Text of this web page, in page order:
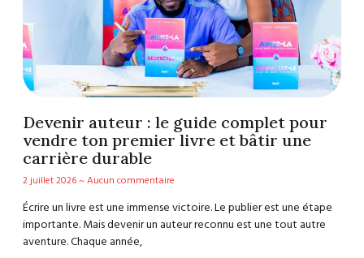
Devenir auteur : le guide complet pour
vendre ton premier livre et bâtir une
carrière durable
2 juillet 2026 Aucun commentaire
Écrire un livre est une immense victoire. Le publier est une étape
importante. Mais devenir un auteur reconnu est une tout autre
aventure. Chaque année,